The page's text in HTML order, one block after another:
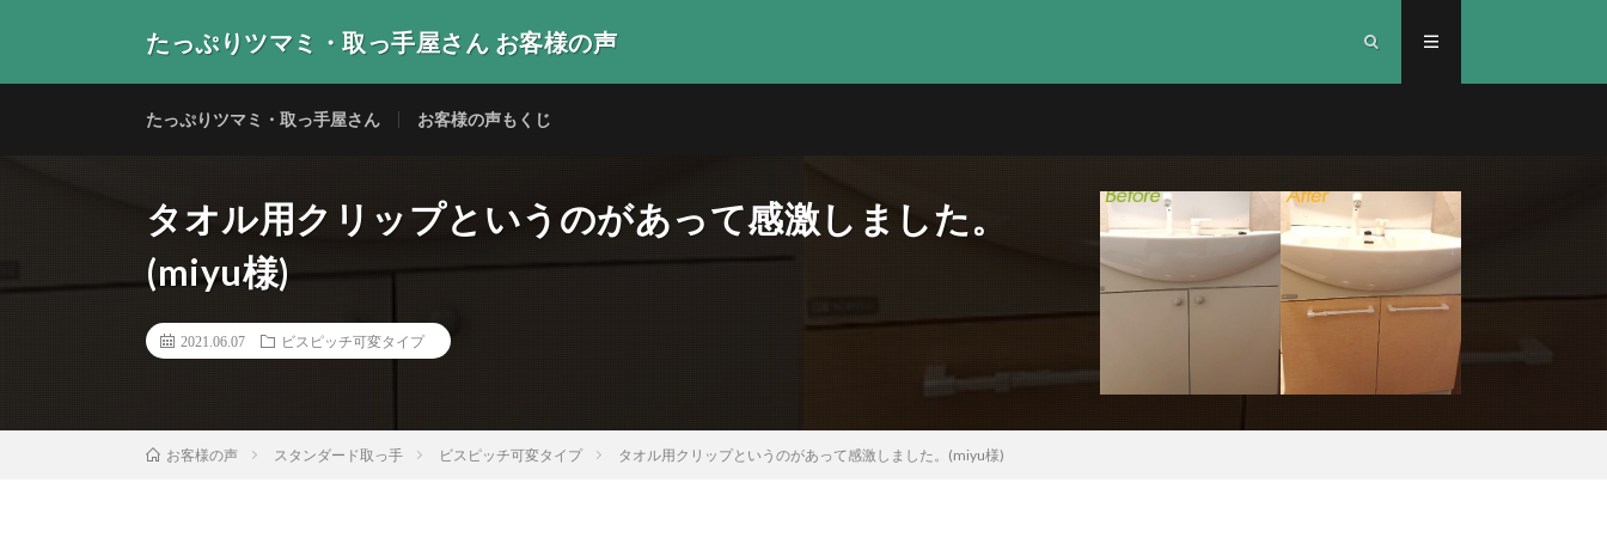
たっぷりツマミ・取っ手屋さん お客様の声
たっぷりツマミ・取っ手屋さん お客様の声もくじ
タオル用クリップというのがあって感激しました。
(miyu様)
2021.06.07 ビスピッチ可変タイプ
お客様の声 スタンダード取っ手 ビスピッチ可変タイプ タオル用クリップというのがあって感激しました。(miyu様)